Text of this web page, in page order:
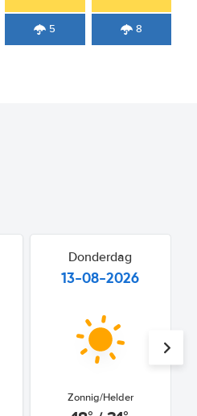
5 8
Donderdag
13-08-2026
Zonnig/Helder